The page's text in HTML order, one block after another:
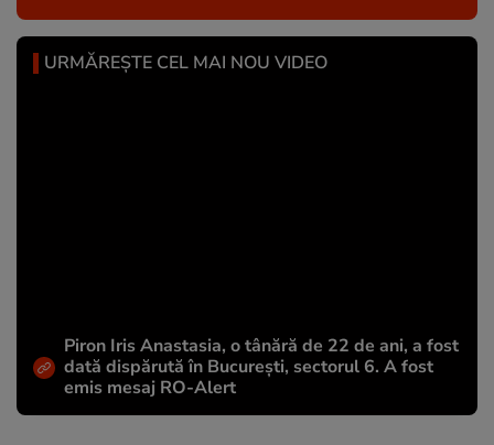
URMĂREȘTE CEL MAI NOU VIDEO
Piron Iris Anastasia, o tânără de 22 de ani, a fost
dată dispărută în București, sectorul 6. A fost
emis mesaj RO-Alert